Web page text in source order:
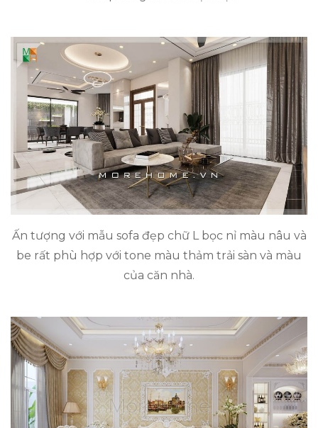
Ấn tượng với mẫu sofa đẹp chữ L bọc nỉ màu nâu và
be rất phù hợp với tone màu thảm trải sàn và màu
của căn nhà.